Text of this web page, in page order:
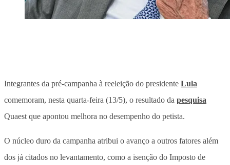
Integrantes da pré-campanha à reeleição do presidente Lula
comemoram, nesta quarta-feira (13/5), o resultado da pesquisa
Quaest que apontou melhora no desempenho do petista.
O núcleo duro da campanha atribui o avanço a outros fatores além
dos já citados no levantamento, como a isenção do Imposto de